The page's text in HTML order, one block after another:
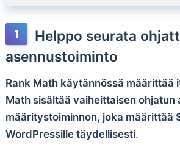
Helppo seurata
asennustoiminto
Rank Math käytännössä määrittää
Math sisältää vaiheittaisen ohjatun
määritystoiminnon, joka määrittää
WordPressille täydellisesti.